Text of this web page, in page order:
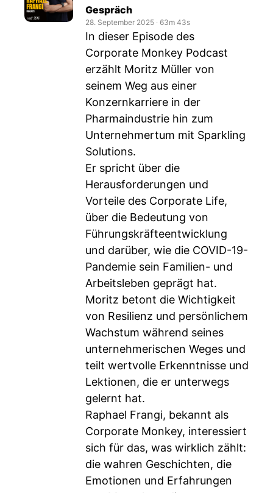
Gespräch
28. September 2025 ‧ 63m 43s
In dieser Episode des
Corporate Monkey Podcast
erzählt Moritz Müller von
seinem Weg aus einer
Konzernkarriere in der
Pharmaindustrie hin zum
Unternehmertum mit Sparkling
Solutions.
Er spricht über die
Herausforderungen und
Vorteile des Corporate Life,
über die Bedeutung von
Führungskräfteentwicklung
und darüber, wie die COVID-19-
Pandemie sein Familien- und
Arbeitsleben geprägt hat.
Moritz betont die Wichtigkeit
von Resilienz und persönlichem
Wachstum während seines
unternehmerischen Weges und
teilt wertvolle Erkenntnisse und
Lektionen, die er unterwegs
gelernt hat.
Raphael Frangi, bekannt als
Corporate Monkey, interessiert
sich für das, was wirklich zählt:
die wahren Geschichten, die
Emotionen und Erfahrungen